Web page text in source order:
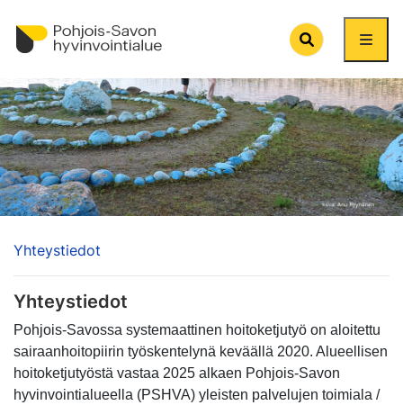
Search
Yhteystiedot
Yhteystiedot
Pohjois-Savossa systemaattinen hoitoketjutyö on aloitettu
sairaanhoitopiirin työskentelynä keväällä 2020. Alueellisen
hoitoketjutyöstä vastaa 2025 alkaen Pohjois-Savon
hyvinvointialueella (PSHVA) yleisten palvelujen toimiala /